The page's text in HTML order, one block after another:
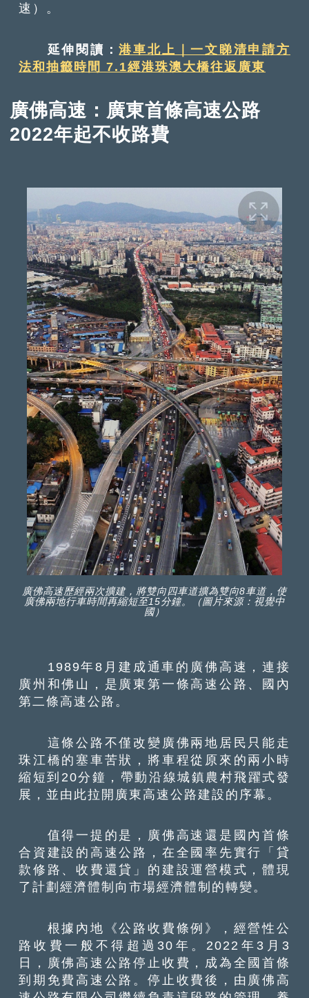
速）。
延伸閱讀：港車北上｜一文睇清申請方
法和抽籤時間 7.1經港珠澳大橋往返廣東
廣佛高速：廣東首條高速公路
2022年起不收路費
廣佛高速歷經兩次擴建，將雙向四車道擴為雙向8車道，使
廣佛兩地行車時間再縮短至15分鐘。（圖片來源：視覺中
國）
1989年8月建成通車的廣佛高速，連接
廣州和佛山，是廣東第一條高速公路、國內
第二條高速公路。
這條公路不僅改變廣佛兩地居民只能走
珠江橋的塞車苦狀，將車程從原來的兩小時
縮短到20分鐘，帶動沿線城鎮農村飛躍式發
展，並由此拉開廣東高速公路建設的序幕。
值得一提的是，廣佛高速還是國內首條
合資建設的高速公路，在全國率先實行「貸
款修路、收費還貸」的建設運營模式，體現
了計劃經濟體制向市場經濟體制的轉變。
根據內地《公路收費條例》，經營性公
路收費一般不得超過30年。2022年3月3
日，廣佛高速公路停止收費，成為全國首條
到期免費高速公路。停止收費後，由廣佛高